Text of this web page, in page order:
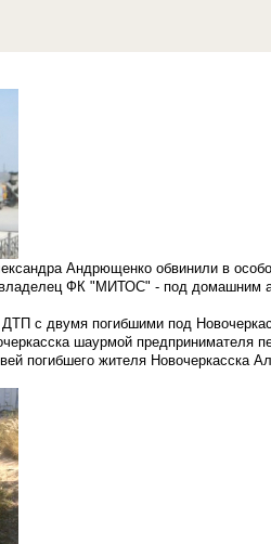
Андрющенко обвинили в
ФК "МИТОС" - под домашним
ДТП с двумя погибшими под
шаурмой предпринимателя
погибшего жителя Новочеркасска